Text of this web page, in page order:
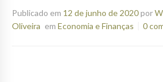
Publicado em 12 de junho de 2020por
Oliveira em Economia e Finanças 0